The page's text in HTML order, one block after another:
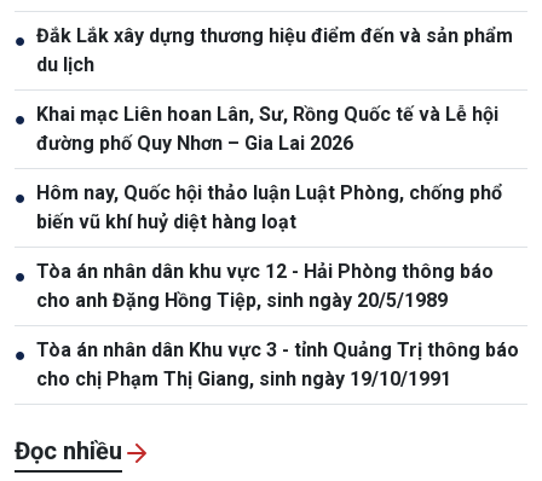
● Đắk Lắk xây dựng thương hiệu điểm đến và sản phẩm
du lịch
●
Khai mạc Liên hoan Lân, Sư, Rồng Quốc tế và Lễ hội
đường phố Quy Nhơn – Gia Lai 2026
●
Hôm nay, Quốc hội thảo luận Luật Phòng, chống phổ
biến vũ khí huỷ diệt hàng loạt
● Tòa án nhân dân khu vực 12 - Hải Phòng thông báo
cho anh Đặng Hồng Tiệp, sinh ngày 20/5/1989
● Tòa án nhân dân Khu vực 3 - tỉnh Quảng Trị thông báo
cho chị Phạm Thị Giang, sinh ngày 19/10/1991
Đọc nhiều